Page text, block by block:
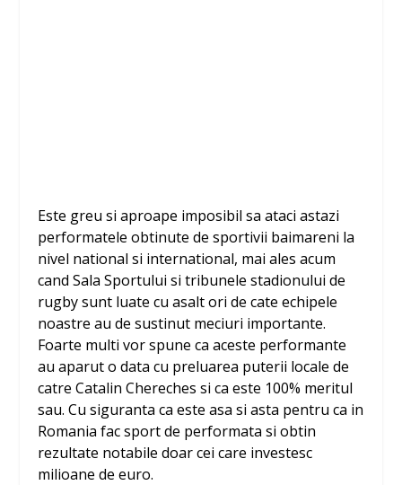
Este greu si aproape imposibil sa ataci astazi
performatele obtinute de sportivii baimareni la
nivel national si international, mai ales acum
cand Sala Sportului si tribunele stadionului de
rugby sunt luate cu asalt ori de cate echipele
noastre au de sustinut meciuri importante.
Foarte multi vor spune ca aceste performante
au aparut o data cu preluarea puterii locale de
catre Catalin Chereches si ca este 100% meritul
sau. Cu siguranta ca este asa si asta pentru ca in
Romania fac sport de performata si obtin
rezultate notabile doar cei care investesc
milioane de euro.